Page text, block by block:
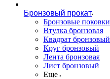
Бронзовый прокат
Бронзовые поковки
Втулка бронзовая
Квадрат бронзовый
Круг бронзовый
Лента бронзовая
Лист бронзовый
Еще